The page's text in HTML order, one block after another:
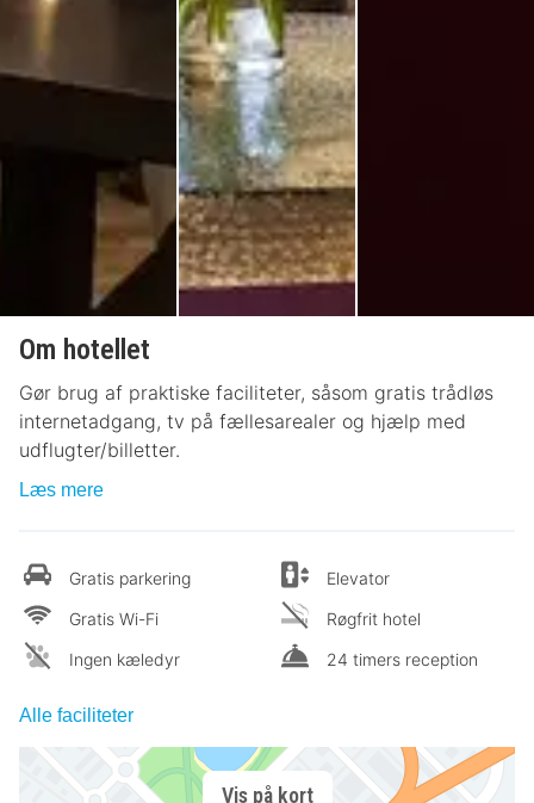
Om hotellet
Gør brug af praktiske faciliteter, såsom gratis trådløs
internetadgang, tv på fællesarealer og hjælp med
udflugter/billetter.
Læs mere
Gratis parkering
Gratis Wi-Fi
Ingen kæledyr
Elevator
Røgfrit hotel
24 timers reception
Alle faciliteter
Vis på kort